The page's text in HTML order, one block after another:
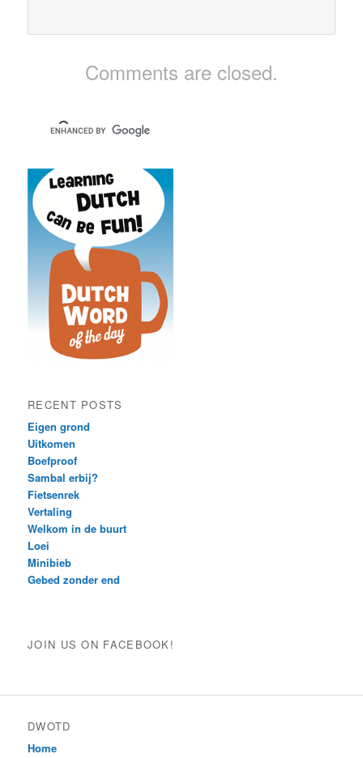
Comments are closed.
RECENT POSTS
Eigen grond
Uitkomen
Boefproof
Sambal erbij?
Fietsenrek
Vertaling
Welkom in de buurt
Loei
Minibieb
Gebed zonder end
JOIN US ON FACEBOOK!
DWOTD
Home